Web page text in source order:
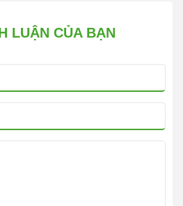
LUẬN CỦA BẠN